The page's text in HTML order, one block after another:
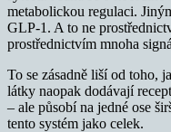
metabolickou regulaci.
GLP-1. A to ne
prostřednictvím mnoha
To se zásadně liší od toho,
látky naopak dodávají
– ale působí na jedné ose
tento systém jako celek.